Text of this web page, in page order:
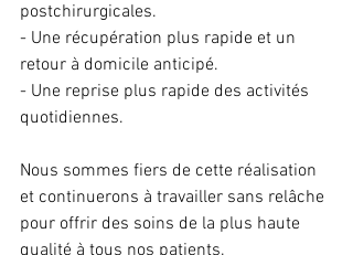
postchirurgicales.
- Une récupération plus rapide et un
retour à domicile anticipé.
- Une reprise plus rapide des activités
quotidiennes.
Nous sommes fiers de cette réalisation
et continuerons à travailler sans relâche
pour offrir des soins de la plus haute
qualité à tous nos patients.